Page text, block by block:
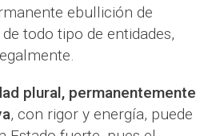
ebullición de
todo tipo de entidades,
plural, permanentemente
, con rigor y energía, puede